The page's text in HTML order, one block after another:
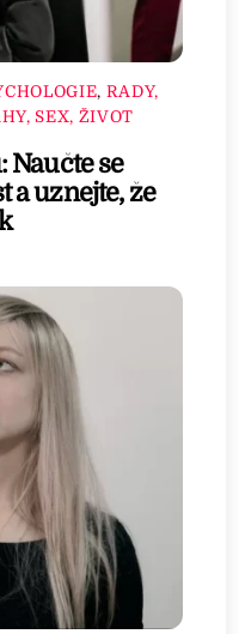
, RADY,
SEX, ŽIVOT
Naučte se
a uznejte, že